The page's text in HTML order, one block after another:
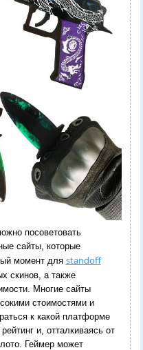
посоветовать
сайты, которые
момент для standoff
скинов, а также
Многие сайты
стоимостями и
к какой платформе
и, отталкиваясь от
Геймер может